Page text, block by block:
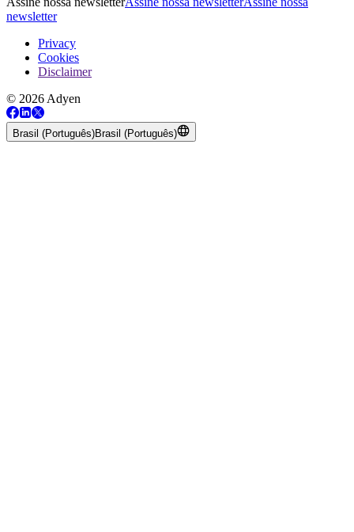
newsletter
Privacy
Cookies
Disclaimer
© 2026 Adyen
Brasil (Português)Brasil (Português)